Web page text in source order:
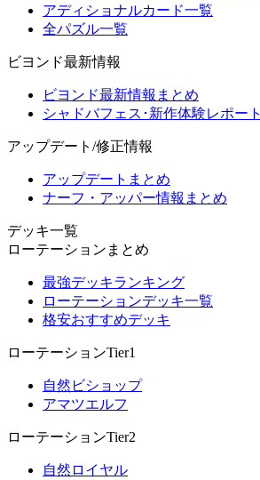
アディショナルカード一覧
全パズル一覧
ビヨンド最新情報
ビヨンド最新情報まとめ
シャドバフェス･新作体験レポート
アップデート/修正情報
アップデートまとめ
ナーフ・アッパー情報まとめ
デッキ一覧
ローテーションまとめ
最強デッキランキング
ローテーションデッキ一覧
格安おすすめデッキ
ローテーションTier1
自然ビショップ
アマツエルフ
ローテーションTier2
自然ロイヤル